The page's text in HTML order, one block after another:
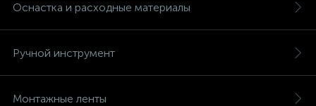
Оснастка и расходные материалы
Ручной инструмент
Монтажные ленты